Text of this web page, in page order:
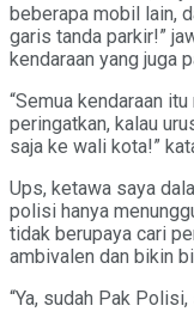
beberapa mobil lain,
garis tanda parkir!”
kendaraan yang juga
“Semua kendaraan
peringatkan, kalau
saja ke wali kota!”
Ups, ketawa saya
polisi hanya
tidak berupaya cari
ambivalen dan bikin
“Ya, sudah Pak